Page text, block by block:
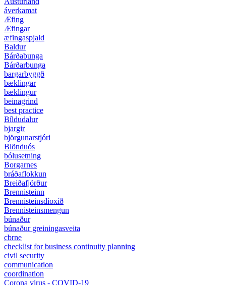
áverkamat
Æfing
Æfingar
æfingaspjald
Baldur
Bárðabunga
Bárðarbunga
bargarbyggð
bæklingar
bæklingur
beinagrind
best practice
Bíldudalur
bjargir
björgunarstjóri
Blönduós
bólusetning
Borgarnes
bráðaflokkun
Breiðafjörður
Brennisteinn
Brennisteinsdíoxíð
Brennisteinsmengun
búnaður
búnaður greiningasveita
cbrne
checklist for business continuity planning
civil security
communication
coordination
Corona virus - COVID-19